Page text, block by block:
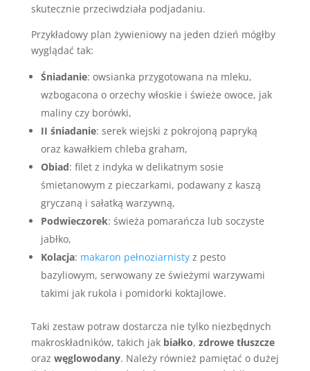
skutecznie przeciwdziała podjadaniu.
Przykładowy plan żywieniowy na jeden dzień mógłby
wyglądać tak:
Śniadanie: owsianka przygotowana na mleku,
wzbogacona o orzechy włoskie i świeże owoce, jak
maliny czy borówki,
II śniadanie: serek wiejski z pokrojoną papryką
oraz kawałkiem chleba graham,
Obiad: filet z indyka w delikatnym sosie
śmietanowym z pieczarkami, podawany z kaszą
gryczaną i sałatką warzywną,
Podwieczorek: świeża pomarańcza lub soczyste
jabłko,
Kolacja: makaron pełnoziarnistyz pesto
bazyliowym, serwowany ze świeżymi warzywami
takimi jak rukola i pomidorki koktajlowe.
Taki zestaw potraw dostarcza nie tylko niezbędnych
makroskładników, takich jak białko, zdrowe tłuszcze
oraz węglowodany. Należy również pamiętać o dużej